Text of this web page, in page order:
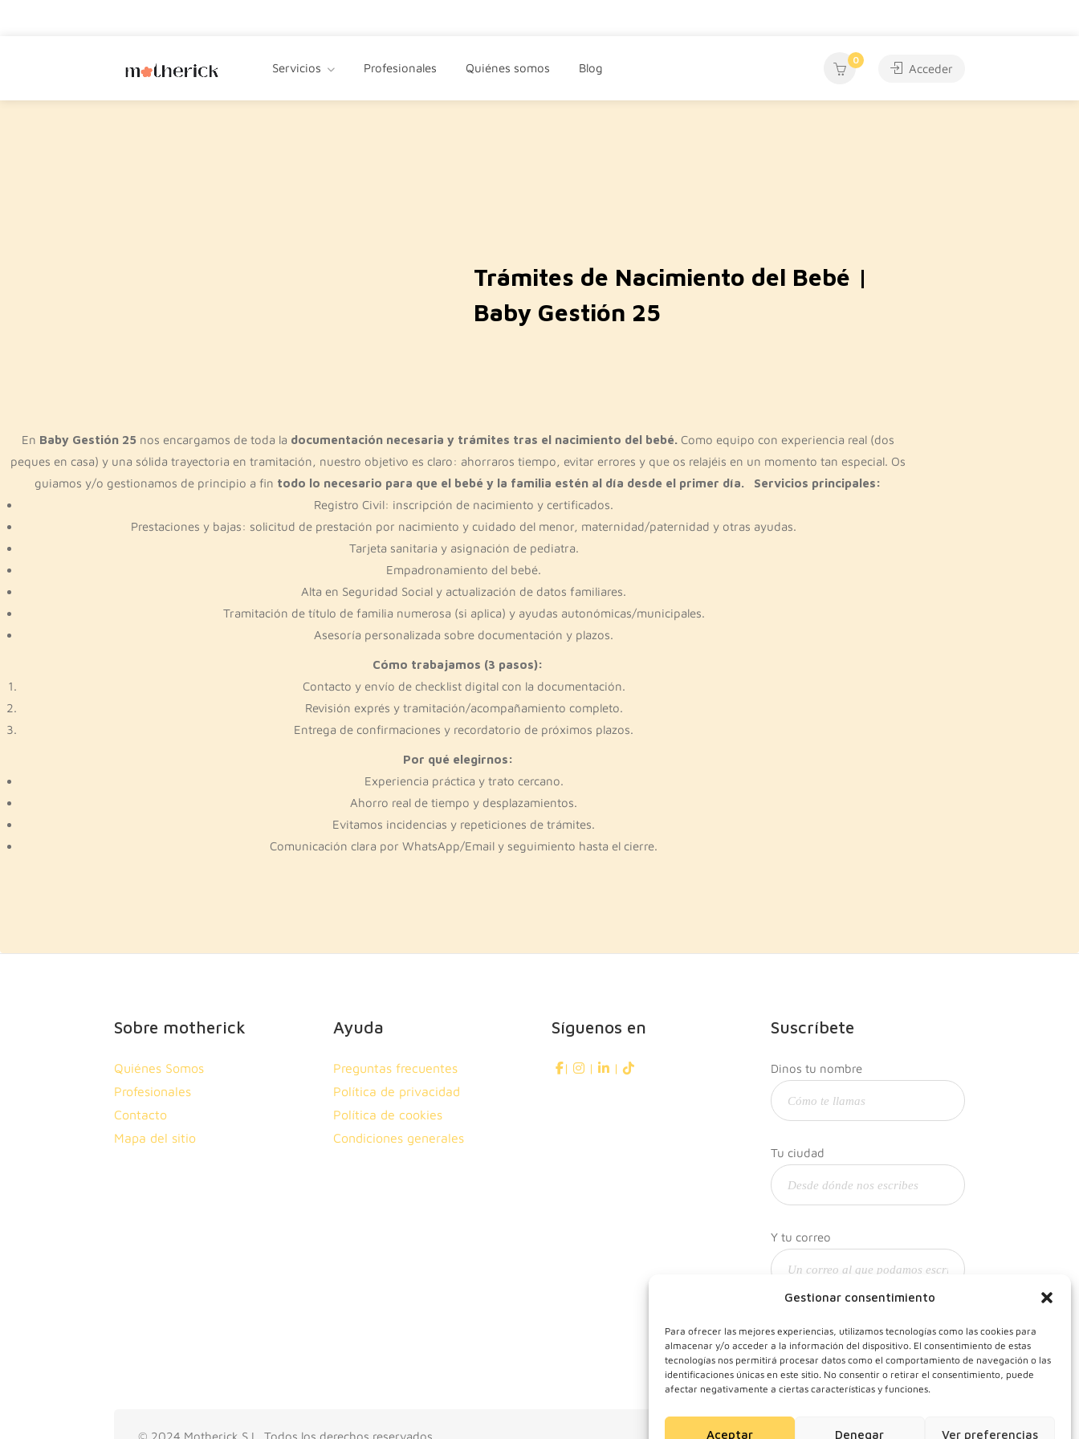
Gestionar consentimiento
Para ofrecer las mejores experiencias, utilizamos tecnologías como las cookies para
almacenar y/o acceder a la información del dispositivo. El consentimiento de estas
tecnologías nos permitirá procesar datos como el comportamiento de navegación o las
identificaciones únicas en este sitio. No consentir o retirar el consentimiento, puede
afectar negativamente a ciertas características y funciones.
Aceptar Denegar Ver preferencias
Servicios Profesionales Quiénes somos Blog
0
Acceder
Trámites de Nacimiento del Bebé |
Baby Gestión 25
En Baby Gestión 25nos encargamos de toda la documentación necesaria y trámites tras el nacimiento del bebé.Como equipo con experiencia real (dos
peques en casa) y una sólida trayectoria en tramitación, nuestro objetivo es claro: ahorraros tiempo, evitar errores y que os relajéis en un momento tan especial. Os
guiamos y/o gestionamos de principio a fin todo lo necesario para que el bebé y la familia estén al día desde el primer día.
Servicios principales:
Registro Civil: inscripción de nacimiento y certificados.
Prestaciones y bajas: solicitud de prestación por nacimiento y cuidado del menor, maternidad/paternidad y otras ayudas.
Tarjeta sanitaria y asignación de pediatra.
Empadronamiento del bebé.
Alta en Seguridad Social y actualización de datos familiares.
Tramitación de título de familia numerosa (si aplica) y ayudas autonómicas/municipales.
Asesoría personalizada sobre documentación y plazos.
Cómo trabajamos (3 pasos):
Contacto y envío de checklist digital con la documentación.
Revisión exprés y tramitación/acompañamiento completo.
Entrega de confirmaciones y recordatorio de próximos plazos.
Por qué elegirnos:
Experiencia práctica y trato cercano.
Ahorro real de tiempo y desplazamientos.
Evitamos incidencias y repeticiones de trámites.
Comunicación clara por WhatsApp/Email y seguimiento hasta el cierre.
Sobre motherick
Quiénes Somos
Profesionales
Contacto
Mapa del sitio
Ayuda
Preguntas frecuentes
Política de privacidad
Política de cookies
Condiciones generales
Síguenos en
| | |
Suscríbete
Dinos tu nombre
Tu ciudad
Y tu correo
© 2024 Motherick S.L. Todos los derechos reservados.